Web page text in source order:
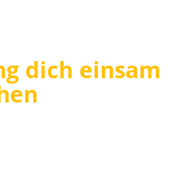
dich einsam